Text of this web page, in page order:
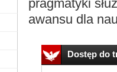
pragmatyki
awansu dla
Dostęp do